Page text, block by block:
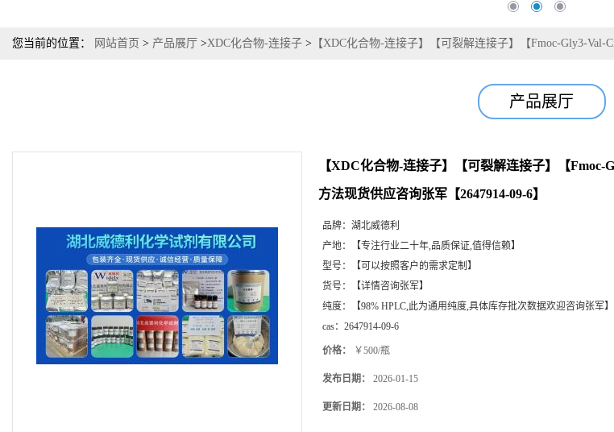
您当前的位置： 网站首页 > 产品展厅 >XDC化合物-连接子 > 【XDC化合物-连接子】【可裂解连接子】【Fmoc-Gly3-
产品展厅
【XDC化合物-连接子】【可裂解连接子】【
方法现货供应咨询张军【2647914-09-6】
品牌： 湖北威德利
产地：
【专注行业二十年,品质保证,值得信赖】
型号：
【可以按照客户的需求定制】
货号：
【详情咨询张军】
纯度：
【98% HPLC,此为通用纯度,具体库存批次数据欢迎咨询张军】
cas： 2647914-09-6
价格： ￥500/瓶
发布日期： 2026-01-15
更新日期： 2026-08-08